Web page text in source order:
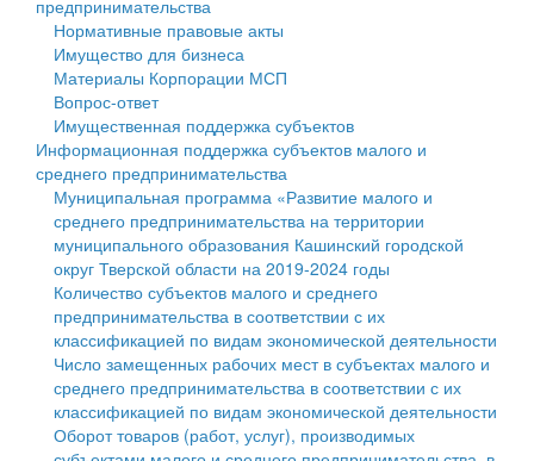
Государственные услуги
Промышленность и АПК
Экономика и бизнес
...
Символика
Устав
Гостям округа
Туризм
Культура
Образование
Здравоохранение
Социальная защита
Фотоальбом
муниципального округа Тверской области
Администрация Кашинского муниципального округа
Тверской области
Управление сельскими территориями
Открытые данные
Работа с обращениями граждан
Муниципальный контроль
Муниципальные услуги
Проекты административных регламентов
Финансовое управление
Бюджет для граждан
Имущество
Выявление правообладателей ранее учтенных
объектов недвижимости
Имущественная поддержка субъектов малого и
среднего предпринимательства
Информационная поддержка субъектов малого и
среднего предпринимательства
предпринимательства
Нормативные правовые акты
Имущество для бизнеса
Материалы Корпорации МСП
Вопрос-ответ
Имущественная поддержка субъектов
Информационная поддержка субъектов малого и
среднего предпринимательства
Муниципальная программа «Развитие малого и
среднего предпринимательства на территории
муниципального образования Кашинский городской
округ Тверской области на 2019-2024 годы
Количество субъектов малого и среднего
предпринимательства в соответствии с их
классификацией по видам экономической деятельности
Число замещенных рабочих мест в субъектах малого и
среднего предпринимательства в соответствии с их
классификацией по видам экономической деятельности
Оборот товаров (работ, услуг), производимых